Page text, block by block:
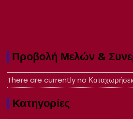
Προβολή Μελών &
There are currently no
Kατηγορίες